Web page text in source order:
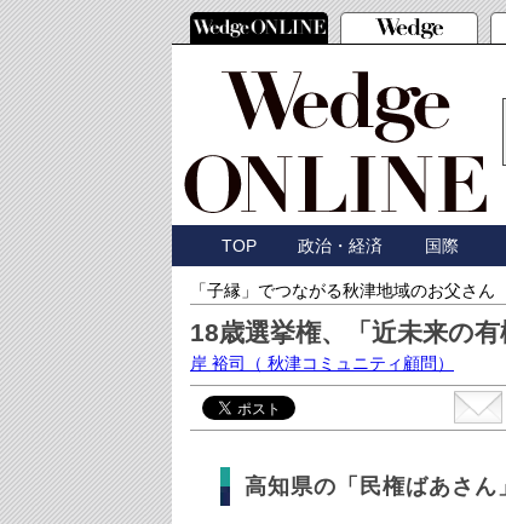
TOP 政治・経済 国際
「子縁」でつながる秋津地域のお父さん
18歳選挙権、「近未来の
岸 裕司 （ 秋津コミュニティ顧問）
高知県の「民権ばあさ